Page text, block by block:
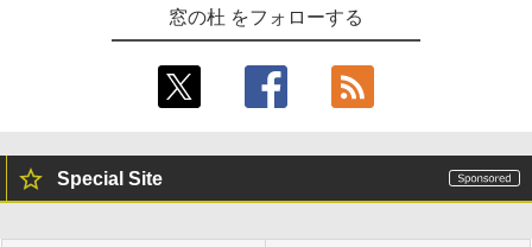
窓の杜 をフォローする
Special Site